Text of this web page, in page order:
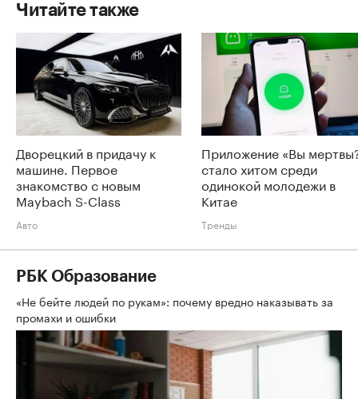
Читайте также
Дворецкий в придачу к
машине. Первое
знакомство с новым
Maybach S-Class
Авто
Приложение «Вы
стало хитом среди
одинокой молодежи в
Китае
Тренды
РБК Образование
«Не бейте людей по рукам»: почему вредно наказывать за
промахи и ошибки